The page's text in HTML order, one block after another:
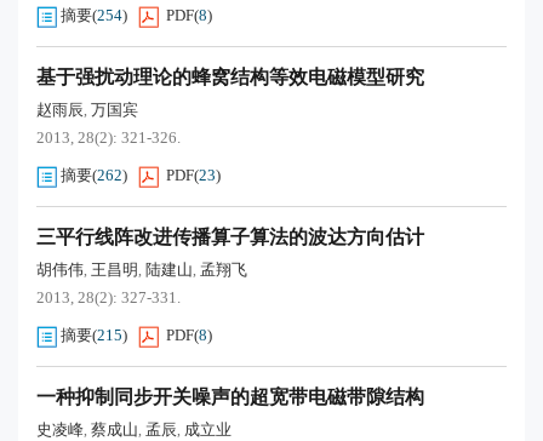
摘要(254) PDF(8)
基于强扰动理论的蜂窝结构等效电磁模型研究
赵雨辰, 万国宾
2013, 28(2): 321-326.
摘要(262) PDF(23)
三平行线阵改进传播算子算法的波达方向估计
胡伟伟, 王昌明, 陆建山, 孟翔飞
2013, 28(2): 327-331.
摘要(215) PDF(8)
一种抑制同步开关噪声的超宽带电磁带隙结构
史凌峰, 蔡成山, 孟辰, 成立业